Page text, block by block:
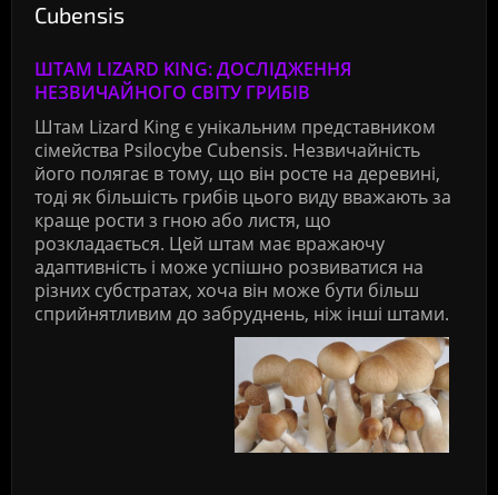
Cubensis
ШТАМ LIZARD KING: ДОСЛІДЖЕННЯ
НЕЗВИЧАЙНОГО СВІТУ ГРИБІВ
Штам Lizard King є унікальним представником
сімейства Psilocybe Cubensis. Незвичайність
його полягає в тому, що він росте на деревині,
тоді як більшість грибів цього виду вважають за
краще рости з гною або листя, що
розкладається. Цей штам має вражаючу
адаптивність і може успішно розвиватися на
різних субстратах, хоча він може бути більш
сприйнятливим до забруднень, ніж інші штами.